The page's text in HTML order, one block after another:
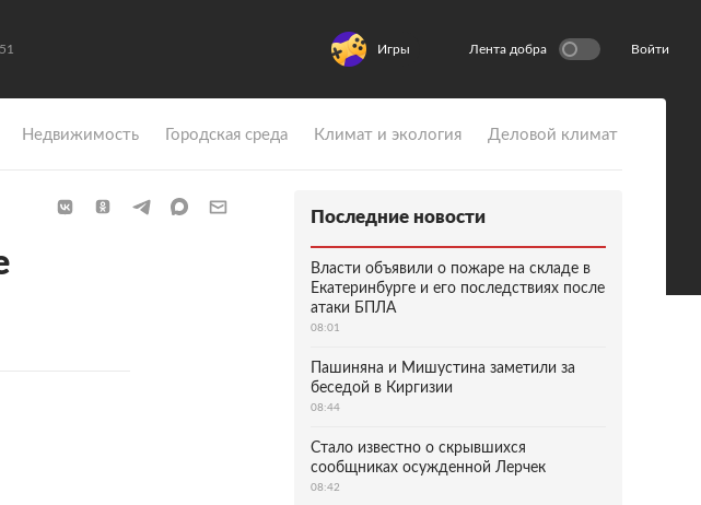
Игры Лента добра Войти
Недвижимость Городская среда Климат и экология Деловой климат
Последние новости
Власти объявили о пожаре на складе в
Екатеринбурге и его последствиях после
атаки БПЛА
08:01
Пашиняна и Мишустина заметили за
беседой в Киргизии
08:44
Стало известно о скрывшихся
сообщниках осужденной Лерчек
08:42